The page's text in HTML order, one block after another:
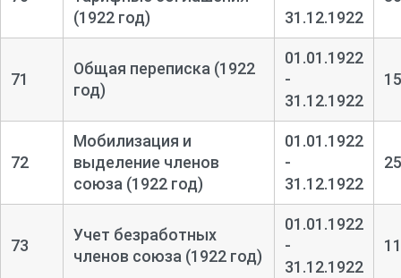
(1922 год)
31.12.1922
71
Общая переписка (1922
год)
01.01.1922
-
31.12.1922
72
Мобилизация и
выделение членов
союза (1922 год)
01.01.1922
-
31.12.1922
25
73
Учет безработных
членов союза (1922 год)
01.01.1922
-
31.12.1922
11